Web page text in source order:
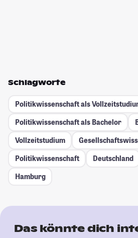
Schlagworte
Politikwissenschaft als
Politikwissenschaft als Bachelor
Vollzeitstudium
Politikwissenschaft
Deutschland
Hamburg
Das könnte dich